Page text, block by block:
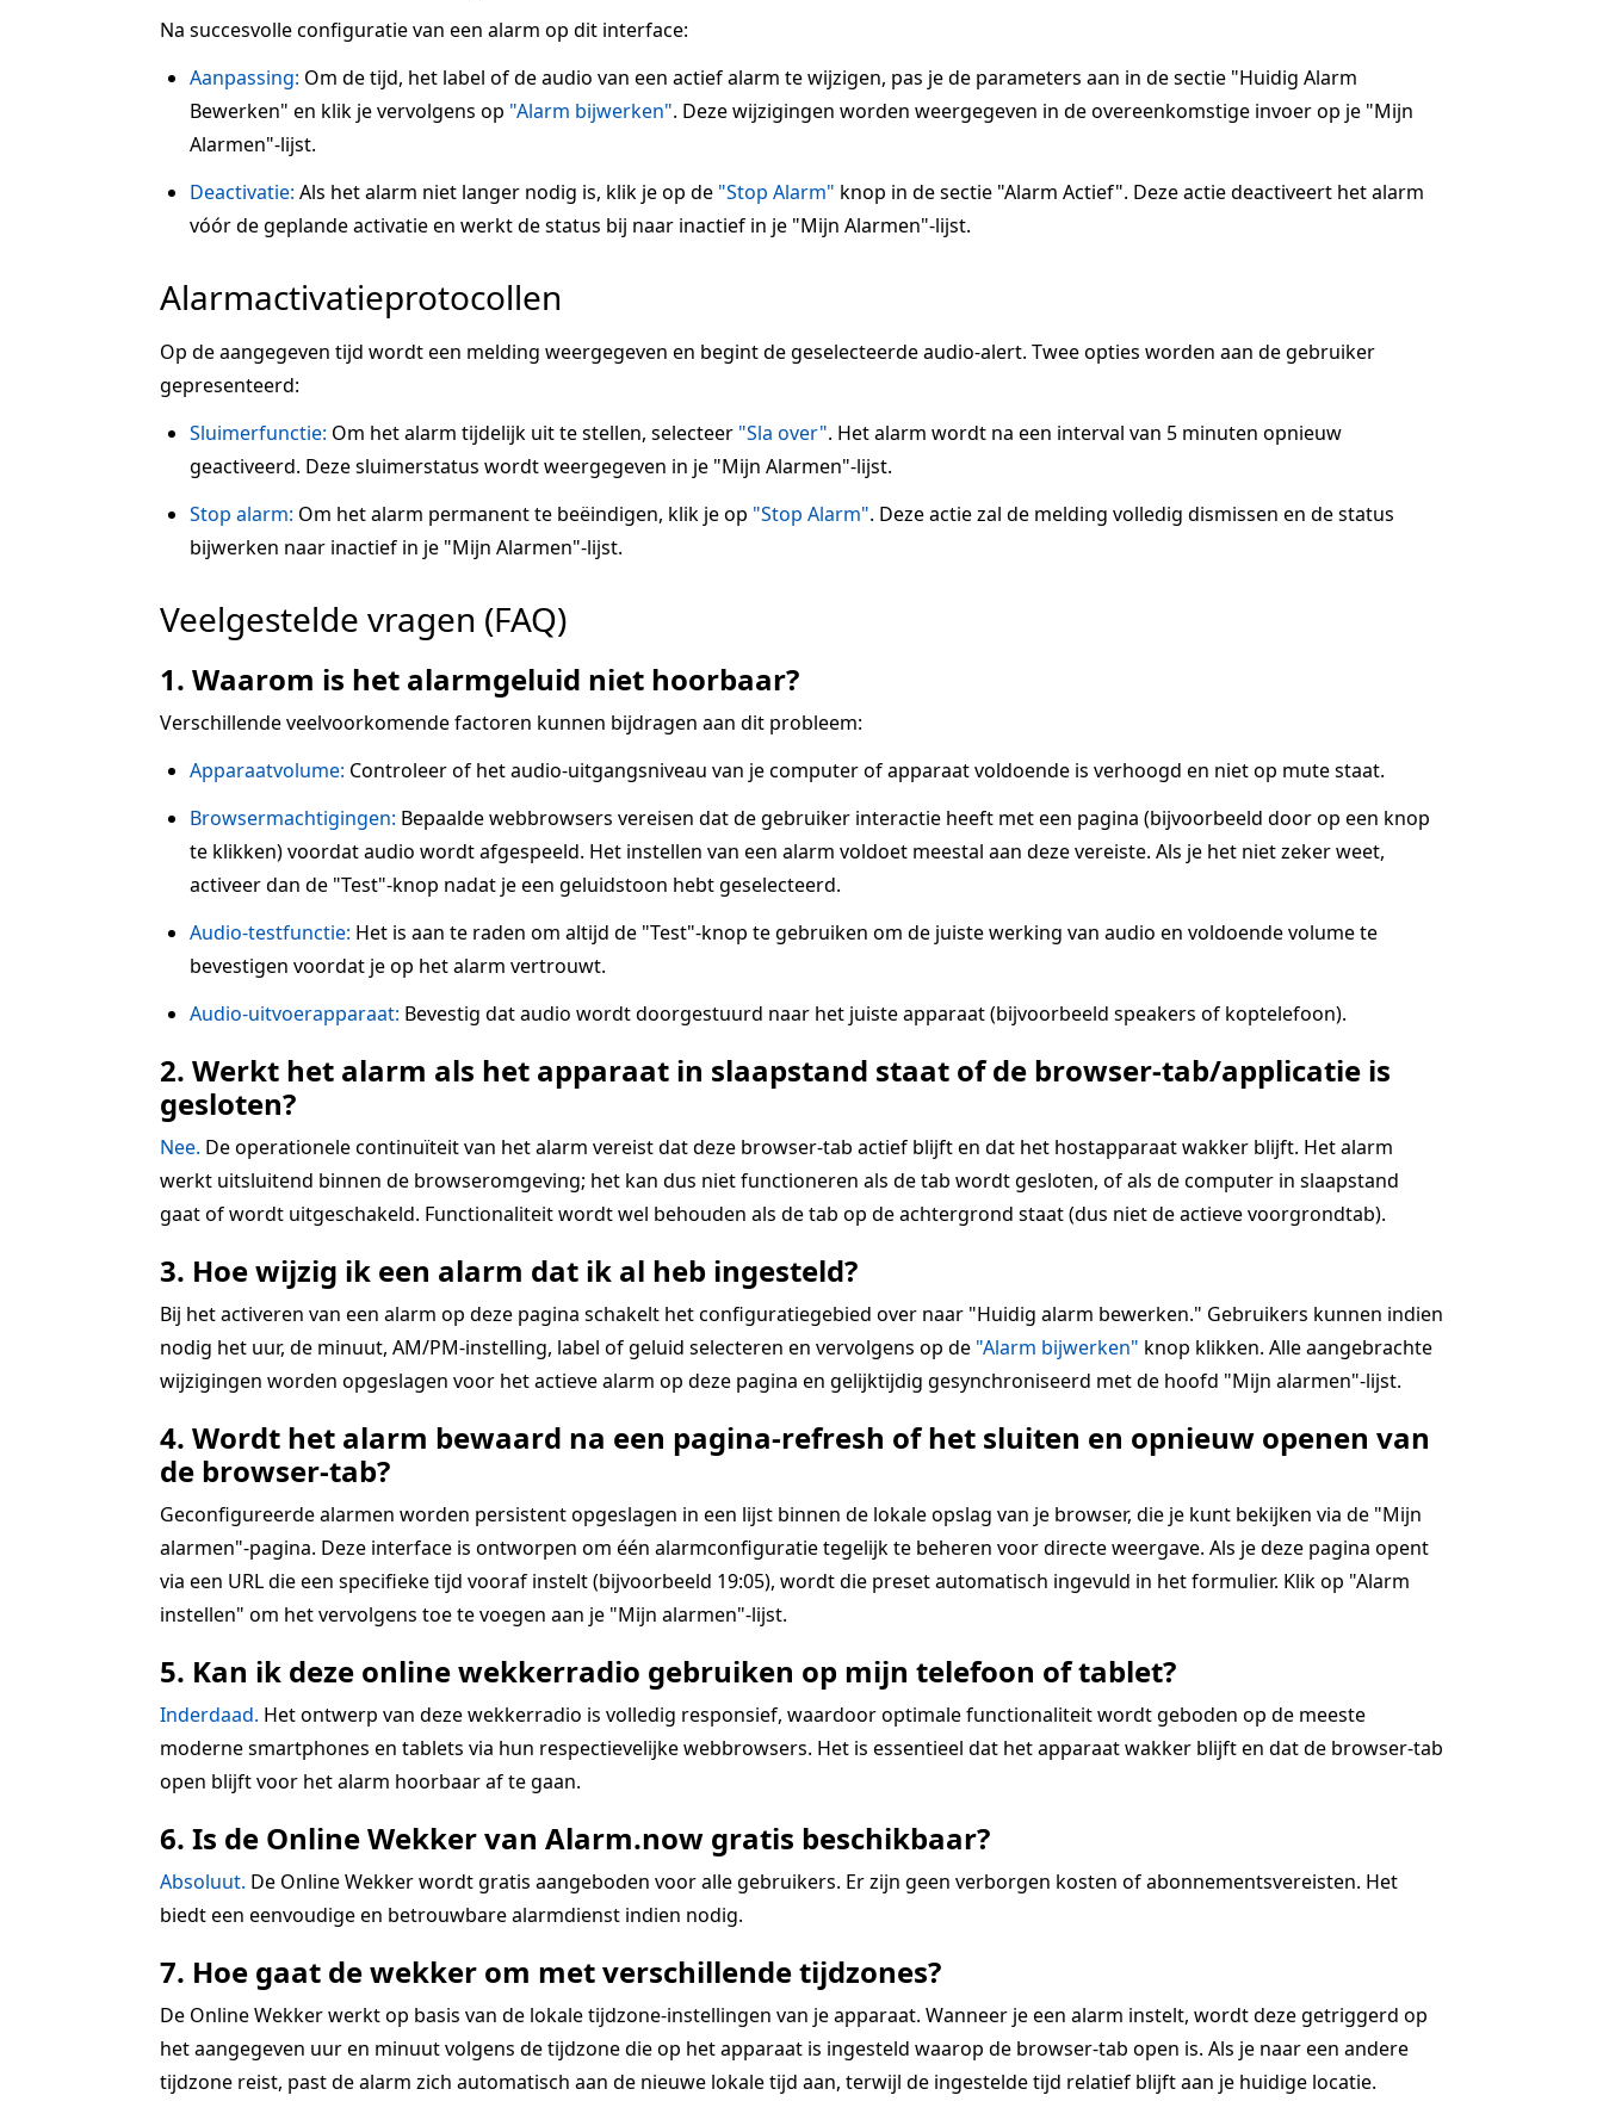
Na succesvolle configuratie van een alarm op dit interface:
Aanpassing: Om de tijd, het label of de audio van een actief alarm te wijzigen, pas je de parameters aan in de sectie "Huidig Alarm
Bewerken" en klik je vervolgens op "Alarm bijwerken". Deze wijzigingen worden weergegeven in de overeenkomstige invoer op je "Mijn
Alarmen"-lijst.
Deactivatie: Als het alarm niet langer nodig is, klik je op de "Stop Alarm" knop in de sectie "Alarm Actief". Deze actie deactiveert het alarm
vóór de geplande activatie en werkt de status bij naar inactief in je "Mijn Alarmen"-lijst.
Alarmactivatieprotocollen
Op de aangegeven tijd wordt een melding weergegeven en begint de geselecteerde audio-alert. Twee opties worden aan de gebruiker
gepresenteerd:
Sluimerfunctie: Om het alarm tijdelijk uit te stellen, selecteer "Sla over". Het alarm wordt na een interval van 5 minuten opnieuw
geactiveerd. Deze sluimerstatus wordt weergegeven in je "Mijn Alarmen"-lijst.
Stop alarm: Om het alarm permanent te beëindigen, klik je op "Stop Alarm". Deze actie zal de melding volledig dismissen en de status
bijwerken naar inactief in je "Mijn Alarmen"-lijst.
Veelgestelde vragen (FAQ)
1. Waarom is het alarmgeluid niet hoorbaar?
Verschillende veelvoorkomende factoren kunnen bijdragen aan dit probleem:
Apparaatvolume: Controleer of het audio-uitgangsniveau van je computer of apparaat voldoende is verhoogd en niet op mute staat.
Browsermachtigingen: Bepaalde webbrowsers vereisen dat de gebruiker interactie heeft met een pagina (bijvoorbeeld door op een knop
te klikken) voordat audio wordt afgespeeld. Het instellen van een alarm voldoet meestal aan deze vereiste. Als je het niet zeker weet,
activeer dan de "Test"-knop nadat je een geluidstoon hebt geselecteerd.
Audio-testfunctie: Het is aan te raden om altijd de "Test"-knop te gebruiken om de juiste werking van audio en voldoende volume te
bevestigen voordat je op het alarm vertrouwt.
Audio-uitvoerapparaat: Bevestig dat audio wordt doorgestuurd naar het juiste apparaat (bijvoorbeeld speakers of koptelefoon).
2. Werkt het alarm als het apparaat in slaapstand staat of de browser-tab/applicatie is
gesloten?
Nee. De operationele continuïteit van het alarm vereist dat deze browser-tab actief blijft en dat het hostapparaat wakker blijft. Het alarm
werkt uitsluitend binnen de browseromgeving; het kan dus niet functioneren als de tab wordt gesloten, of als de computer in slaapstand
gaat of wordt uitgeschakeld. Functionaliteit wordt wel behouden als de tab op de achtergrond staat (dus niet de actieve voorgrondtab).
3. Hoe wijzig ik een alarm dat ik al heb ingesteld?
Bij het activeren van een alarm op deze pagina schakelt het configuratiegebied over naar "Huidig alarm bewerken." Gebruikers kunnen indien
nodig het uur, de minuut, AM/PM-instelling, label of geluid selecteren en vervolgens op de "Alarm bijwerken" knop klikken. Alle aangebrachte
wijzigingen worden opgeslagen voor het actieve alarm op deze pagina en gelijktijdig gesynchroniseerd met de hoofd "Mijn alarmen"-lijst.
4. Wordt het alarm bewaard na een pagina-refresh of het sluiten en opnieuw openen van
de browser-tab?
Geconfigureerde alarmen worden persistent opgeslagen in een lijst binnen de lokale opslag van je browser, die je kunt bekijken via de "Mijn
alarmen"-pagina. Deze interface is ontworpen om één alarmconfiguratie tegelijk te beheren voor directe weergave. Als je deze pagina opent
via een URL die een specifieke tijd vooraf instelt (bijvoorbeeld 19:05), wordt die preset automatisch ingevuld in het formulier. Klik op "Alarm
instellen" om het vervolgens toe te voegen aan je "Mijn alarmen"-lijst.
5. Kan ik deze online wekkerradio gebruiken op mijn telefoon of tablet?
Inderdaad. Het ontwerp van deze wekkerradio is volledig responsief, waardoor optimale functionaliteit wordt geboden op de meeste
moderne smartphones en tablets via hun respectievelijke webbrowsers. Het is essentieel dat het apparaat wakker blijft en dat de browser-tab
open blijft voor het alarm hoorbaar af te gaan.
6. Is de Online Wekker van Alarm.now gratis beschikbaar?
Absoluut. De Online Wekker wordt gratis aangeboden voor alle gebruikers. Er zijn geen verborgen kosten of abonnementsvereisten. Het
biedt een eenvoudige en betrouwbare alarmdienst indien nodig.
7. Hoe gaat de wekker om met verschillende tijdzones?
De Online Wekker werkt op basis van de lokale tijdzone-instellingen van je apparaat. Wanneer je een alarm instelt, wordt deze getriggerd op
het aangegeven uur en minuut volgens de tijdzone die op het apparaat is ingesteld waarop de browser-tab open is. Als je naar een andere
tijdzone reist, past de alarm zich automatisch aan de nieuwe lokale tijd aan, terwijl de ingestelde tijd relatief blijft aan je huidige locatie.